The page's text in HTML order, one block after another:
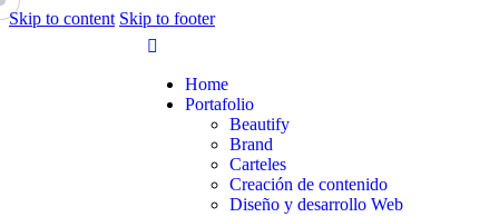
Skip to content Skip to footer
Home
Portafolio
Beautify
Brand
Carteles
Creación de contenido
Diseño y desarrollo Web